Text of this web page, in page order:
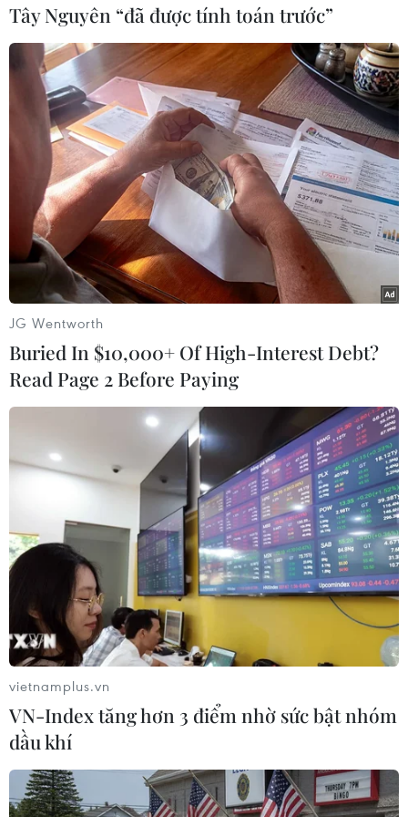
(Vietnam+)
#Mỹ rút khỏi INF
#Moskva
#Hiệp ước Các lực lượng tên lửa tầm trung
#Tin thời sự
#Tin hot
#Tin nóng
#Tin mới nhận #Vietnamplus
Mỹ
Nga
Theo dõi VietnamPlus
TIN LIÊN QUAN
Tây Nguyên “đã được tính toán trước”
JG Wentworth
Buried In $10,000+ Of High-Interest Debt?
Read Page 2 Before Paying
vietnamplus.vn
VN-Index tăng hơn 3 điểm nhờ sức bật nhóm
dầu khí